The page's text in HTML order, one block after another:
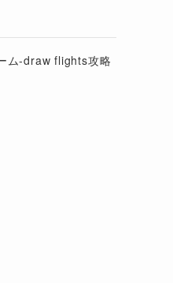
ム-draw flights攻略